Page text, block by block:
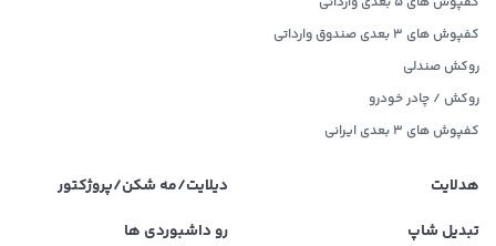
کفپوش های 3 بعدی صندوق وارداتی
روکش صندلی
روکش / چادر خودرو
کفپوش های ۳ بعدی ایرانی
هدلایت
دیلایت/مه شکن/پروژکتور
تبدیل شاپ
رو داشبوردی ها